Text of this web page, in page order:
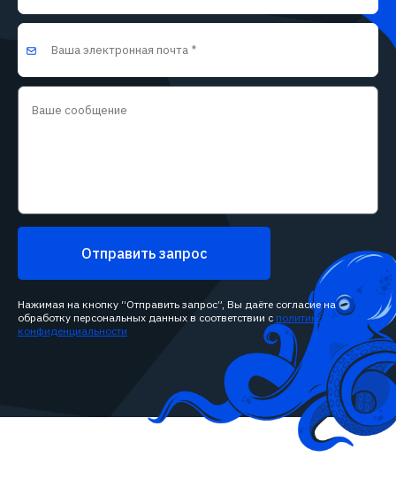
Отправить запрос
Нажимая на кнопку “Отправить запрос”, Вы даёте согласие на
обработку персональных данных в соответствии с политикой
конфиденциальности